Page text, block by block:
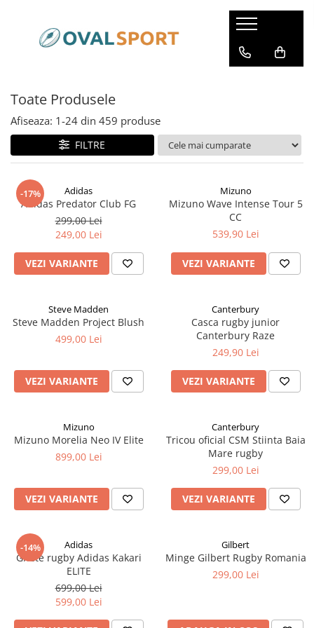
Femei
Incaltaminte
Barbati
Incaltaminte
Toate Produsele
Afiseaza: 1-24 din 459 produse
FILTRE
-17% Adidas
Adidas Predator Club FG
299,00 Lei
249,00 Lei
VEZI VARIANTE
Mizuno
Mizuno Wave Intense Tour 5
CC
539,90 Lei
VEZI VARIANTE
Steve Madden
Steve Madden Project Blush
499,00 Lei
VEZI VARIANTE
Canterbury
Casca rugby junior
Canterbury Raze
249,90 Lei
VEZI VARIANTE
Mizuno
Mizuno Morelia Neo IV Elite
899,00 Lei
VEZI VARIANTE
Canterbury
Tricou oficial CSM Stiinta Baia
Mare rugby
299,00 Lei
VEZI VARIANTE
-14% Adidas
Ghete rugby Adidas Kakari
ELITE
699,00 Lei
599,00 Lei
Gilbert
Minge Gilbert Rugby Romania
299,00 Lei